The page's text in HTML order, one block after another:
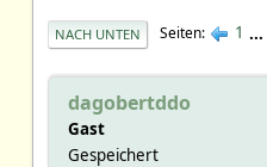
NACH UNTEN Seiten 1 ...
dagobertddo
Gast
Gespeichert